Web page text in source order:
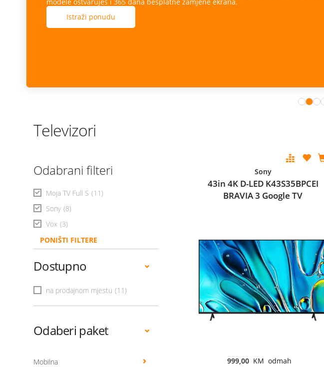
Istraži ponudu
Televizori
Odabrani filteri
Moja TV Full S (11)
Sony (8)
Vox (3)
PONIŠTI FILTERE
Dostupno
na prodajnom mjestu (11)
Odaberi paket
Mobilna
Sony
43in 4K D-LED K43S35BPCEI
BRAVIA 3 Google TV
999,00 KM odmah